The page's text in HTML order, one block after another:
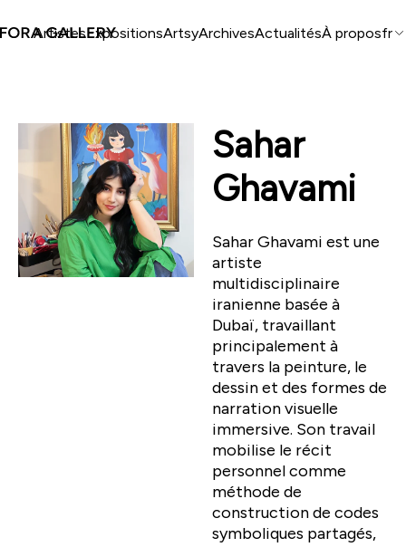
ArtistesExpositionsArtsyArchivesActualitésÀ proposfr
Sahar
Ghavami
Sahar Ghavami est une
artiste
multidisciplinaire
iranienne basée à
Dubaï, travaillant
principalement à
travers la peinture, le
dessin et des formes de
narration visuelle
immersive. Son travail
mobilise le récit
personnel comme
méthode de
construction de codes
symboliques partagés,